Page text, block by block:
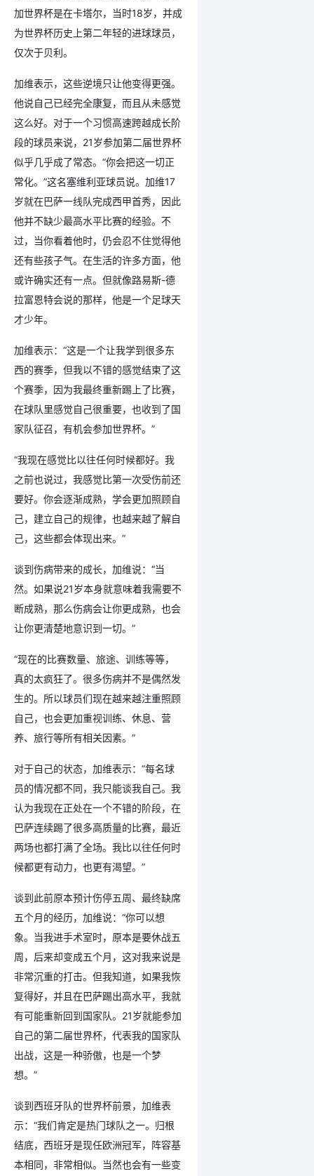
加世界杯是在卡塔尔，当时18岁，并成
为世界杯历史上第二年轻的进球球员，
仅次于贝利。
加维表示，这些逆境只让他变得更强。
他说自己已经完全康复，而且从未感觉
这么好。对于一个习惯高速跨越成长阶
段的球员来说，21岁参加第二届世界杯
似乎几乎成了常态。“你会把这一切正
常化。”这名塞维利亚球员说。加维17
岁就在巴萨一线队完成西甲首秀，因此
他并不缺少最高水平比赛的经验。不
过，当你看着他时，仍会忍不住觉得他
还有些孩子气。在生活的许多方面，他
或许确实还有一点。但就像路易斯-德
拉富恩特会说的那样，他是一个足球天
才少年。
加维表示：“这是一个让我学到很多东
西的赛季，但我以不错的感觉结束了这
个赛季，因为我最终重新踢上了比赛，
在球队里感觉自己很重要，也收到了国
家队征召，有机会参加世界杯。”
“我现在感觉比以往任何时候都好。我
之前也说过，我感觉比第一次受伤前还
要好。你会逐渐成熟，学会更加照顾自
己，建立自己的规律，也越来越了解自
己，这些都会体现出来。”
谈到伤病带来的成长，加维说：“当
然。如果说21岁本身就意味着我需要不
断成熟，那么伤病会让你更成熟，也会
让你更清楚地意识到一切。”
“现在的比赛数量、旅途、训练等等，
真的太疯狂了。很多伤病并不是偶然发
生的。所以球员们现在越来越注重照顾
自己，也会更加重视训练、休息、营
养、旅行等所有相关因素。”
对于自己的状态，加维表示：“每名球
员的情况都不同，我只能谈我自己。我
认为我现在正处在一个不错的阶段，在
巴萨连续踢了很多高质量的比赛，最近
两场也都打满了全场。我比以往任何时
候都更有动力，也更有渴望。”
谈到此前原本预计伤停五周、最终缺席
五个月的经历，加维说：“你可以想
象。当我进手术室时，原本是要休战五
周，后来却变成五个月，这对我来说是
非常沉重的打击。但我知道，如果我恢
复得好，并且在巴萨踢出高水平，我就
有可能重新回到国家队。21岁就能参加
自己的第二届世界杯，代表我的国家队
出战，这是一种骄傲，也是一个梦
想。”
谈到西班牙队的世界杯前景，加维表
示：“我们肯定是热门球队之一。归根
结底，西班牙是现任欧洲冠军，阵容基
本相同，非常相似。当然也会有一些变